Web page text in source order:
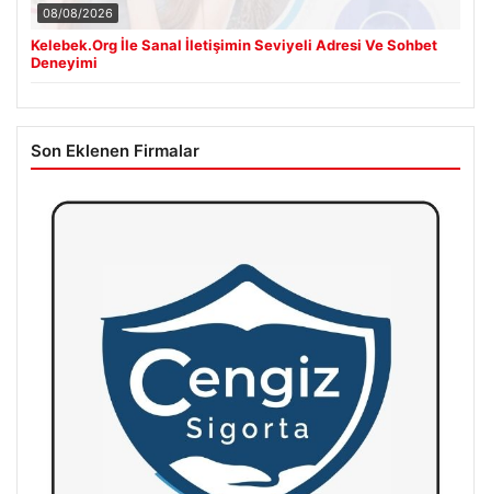
08/08/2026
Kelebek.Org İle Sanal İletişimin Seviyeli Adresi Ve Sohbet
Deneyimi
Son Eklenen Firmalar